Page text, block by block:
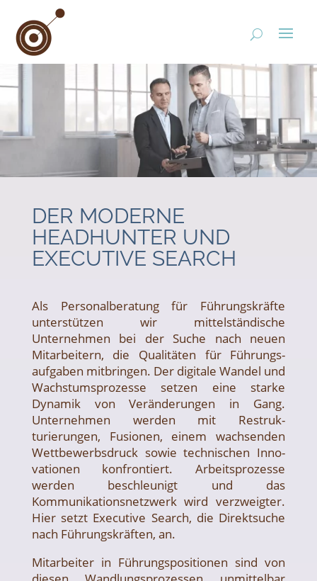
DER MODERNE
HEADHUNTER UND
EXECUTIVE SEARCH
Als Personalberatung für Führungskräfte
unterstützen wir mittelständische
Unternehmen bei der Suche nach neuen
Mitarbeitern, die Qualitäten für Führungs­
aufgaben mitbringen. Der digitale Wandel und
Wachstums­prozesse setzen eine starke
Dynamik von Veränderungen in Gang.
Unternehmen werden mit Restruk­
turierungen, Fusionen, einem wachsenden
Wett­bewerbs­druck sowie technischen Inno­
vationen konfrontiert. Arbeits­prozesse
werden beschleunigt und das
Kommunikations­netzwerk wird verzweigter.
Hier setzt Executive Search, die Direktsuche
nach Führungs­kräften, an.
Mitarbeiter in Führungs­positionen sind von